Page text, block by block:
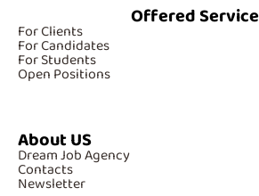
Offered
For Clients
For Candidates
For Students
Open Positions
About US
Dream Job Agency
Contacts
Newsletter